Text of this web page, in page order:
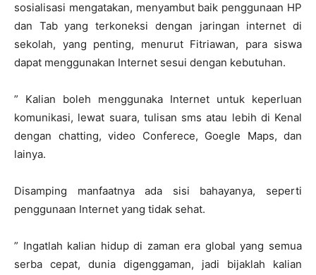
sosialisasi mengatakan, menyambut baik penggunaan HP
dan Tab yang terkoneksi dengan jaringan internet di
sekolah, yang penting, menurut Fitriawan, para siswa
dapat menggunakan Internet sesui dengan kebutuhan.
” Kalian boleh menggunaka Internet untuk keperluan
komunikasi, lewat suara, tulisan sms atau lebih di Kenal
dengan chatting, video Conferece, Goegle Maps, dan
lainya.
Disamping manfaatnya ada sisi bahayanya, seperti
penggunaan Internet yang tidak sehat.
” Ingatlah kalian hidup di zaman era global yang semua
serba cepat, dunia digenggaman, jadi bijaklah kalian